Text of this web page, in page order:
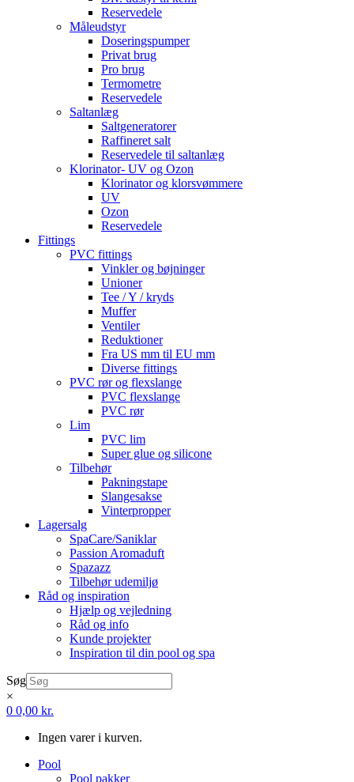
Reservedele
Måleudstyr
Doseringspumper
Privat brug
Pro brug
Termometre
Reservedele
Saltanlæg
Saltgeneratorer
Raffineret salt
Reservedele til saltanlæg
Klorinator- UV og Ozon
Klorinator og klorsvømmere
UV
Ozon
Reservedele
Fittings
PVC fittings
Vinkler og bøjninger
Unioner
Tee / Y / kryds
Muffer
Ventiler
Reduktioner
Fra US mm til EU mm
Diverse fittings
PVC rør og flexslange
PVC flexslange
PVC rør
Lim
PVC lim
Super glue og silicone
Tilbehør
Pakningstape
Slangesakse
Vinterpropper
Lagersalg
SpaCare/Saniklar
Passion Aromaduft
Spazazz
Tilbehør udemiljø
Råd og inspiration
Hjælp og vejledning
Råd og info
Kunde projekter
Inspiration til din pool og spa
Søg
×
0 0,00 kr.
Ingen varer i kurven.
Pool
Pool pakker